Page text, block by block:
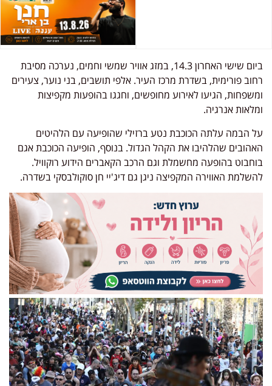
ביום שישי האחרון 14.3, במזג אוויר שמשי וחמים, נערכה מסיבת
רחוב פורימית, בשדרת מרכז העיר. אלפי תושבים, בני נוער, צעירים
ומשפחות, הגיעו לאירוע מחופשים, וחגגו בהופעות מקפיצות
ומלאות אנרגיה.
על הבמה עלתה הכוכבת נטע ברזילי שהופיעה עם הלהיטים
האהובים שהלהיבו את הקהל הגדול. בנוסף, הופיעה הכוכבת אגם
בוחבוט בהופעה מחשמלת וגם הרכב הקאברים הידוע רוקוויל.
להשלמת האווירה המקפיצה ניגן גם דיג'יי חן סוקולבסקי בשדרה.